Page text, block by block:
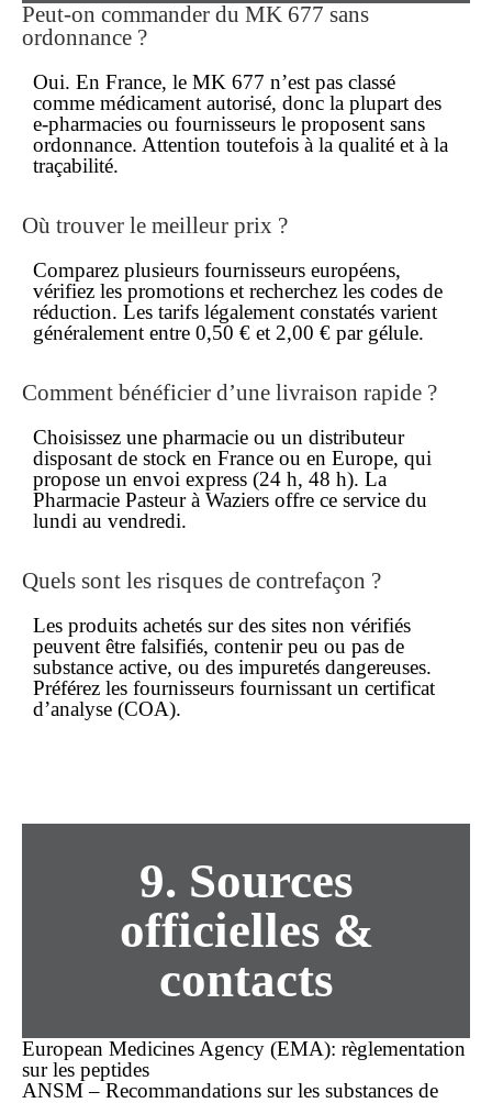
Peut-on commander du MK 677 sans
ordonnance ?
Oui. En France, le MK 677 n’est pas classé
comme médicament autorisé, donc la plupart des
e-pharmacies ou fournisseurs le proposent sans
ordonnance. Attention toutefois à la qualité et à la
traçabilité.
Où trouver le meilleur prix ?
Comparez plusieurs fournisseurs européens,
vérifiez les promotions et recherchez les codes de
réduction. Les tarifs légalement constatés varient
généralement entre 0,50 € et 2,00 € par gélule.
Comment bénéficier d’une livraison rapide ?
Choisissez une pharmacie ou un distributeur
disposant de stock en France ou en Europe, qui
propose un envoi express (24 h, 48 h). La
Pharmacie Pasteurà Waziers offre ce service du
lundi au vendredi.
Quels sont les risques de contrefaçon ?
Les produits achetés sur des sites non vérifiés
peuvent être falsifiés, contenir peu ou pas de
substance active, ou des impuretés dangereuses.
Préférez les fournisseurs fournissant un certificat
d’analyse (COA).
9. Sources
officielles &
contacts
European Medicines Agency (EMA): règlementation
sur les peptides
ANSM – Recommandations sur les substances de